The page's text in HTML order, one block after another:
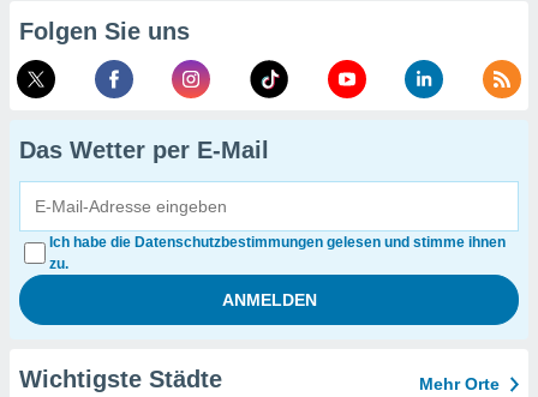
Folgen Sie uns
Das Wetter per E-Mail
Ich habe die Datenschutzbestimmungen gelesen und stimme ihnen
zu.
Wichtigste Städte Mehr Orte